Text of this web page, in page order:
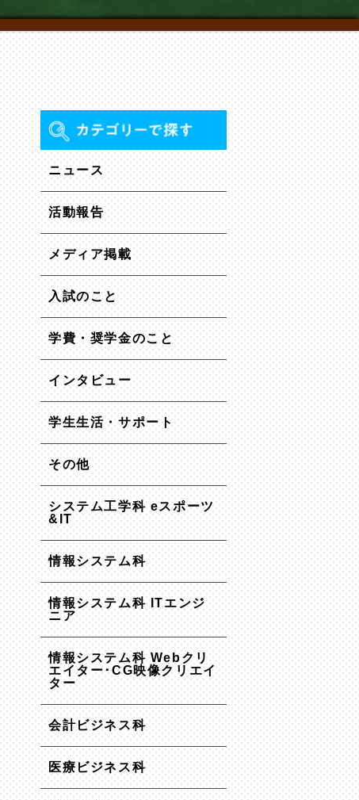
ニュース
活動報告
メディア掲載
入試のこと
学費・奨学金のこと
インタビュー
学生生活・サポート
その他
システム工学科 eスポーツ
&IT
情報システム科
情報システム科 ITエンジ
ニア
情報システム科 Webクリ
エイター･CG映像クリエイ
ター
会計ビジネス科
医療ビジネス科